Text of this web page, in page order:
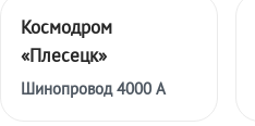
Космодром
«Плесецк»
Шинопровод 4000 А